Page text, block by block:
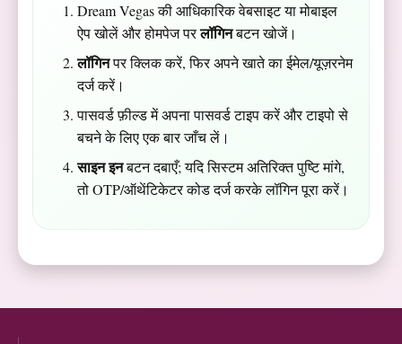
Dream Vegas की आधिकारिक वेबसाइट या मोबाइल
ऐप खोलें और होमपेज परलॉगिनबटन खोजें।
लॉगिनपर क्लिक करें, फिर अपने खाते का ईमेल/यूज़रनेम
दर्ज करें।
पासवर्ड फ़ील्ड में अपना पासवर्ड टाइप करें और टाइपो से
बचने के लिए एक बार जाँच लें।
साइन इनबटन दबाएँ; यदि सिस्टम अतिरिक्त पुष्टि मांगे,
तो OTP/ऑथेंटिकेटर कोड दर्ज करके लॉगिन पूरा करें।